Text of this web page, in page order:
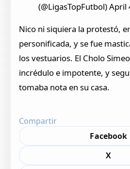
(@LigasTopFutbol) April
Nico ni siquiera la protestó,
personificada, y se fue
los vestuarios. El Cholo
incrédulo e impotente, y
tomaba nota en su casa.
Compartir
Facebook
X